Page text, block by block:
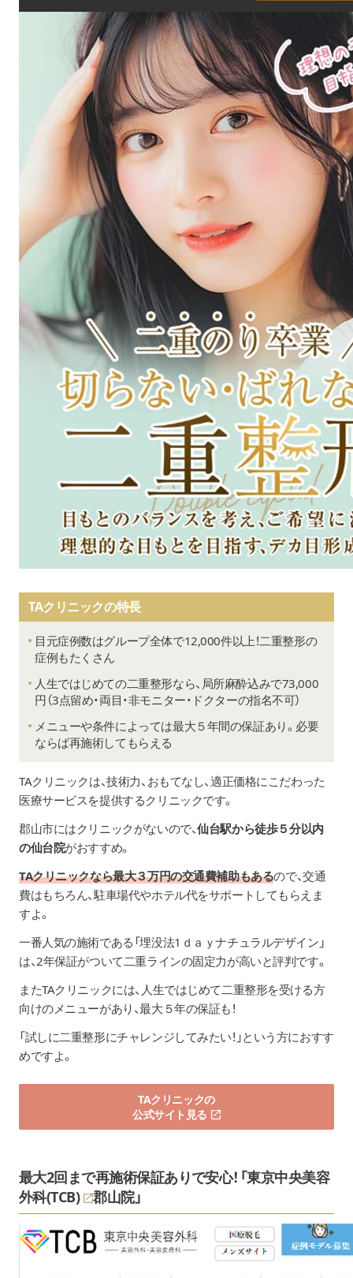
TAクリニックの特長
目元症例数はグループ全体で12,000件以上！二重整形の
症例もたくさん
人生ではじめての二重整形なら、局所麻酔込みで73,000
円（3点留め・両目・非モニター・ドクターの指名不可）
メニューや条件によっては最大５年間の保証あり。必要
ならば再施術してもらえる
TAクリニックは、技術力、おもてなし、適正価格にこだわった
医療サービスを提供するクリニックです。
郡山市にはクリニックがないので、仙台駅から徒歩５分以内
の仙台院がおすすめ。
TAクリニックなら最大３万円の交通費補助もあるので、交通
費はもちろん、駐車場代やホテル代をサポートしてもらえま
すよ。
一番人気の施術である「埋没法1ｄａｙナチュラルデザイン」
は、2年保証がついて二重ラインの固定力が高いと評判です。
またTAクリニックには、人生ではじめて二重整形を受ける方
向けのメニューがあり、最大５年の保証も！
「試しに二重整形にチャレンジしてみたい！」という方におすす
めですよ。
TAクリニックの
公式サイト見る
最大2回まで再施術保証ありで安心！「東京中央美容
外科(TCB)
郡山院」